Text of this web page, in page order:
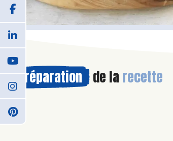
Préparation de la recette